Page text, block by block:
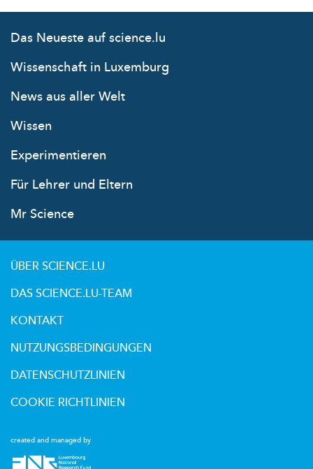
Das Neueste auf science.lu
Wissenschaft in Luxemburg
News aus aller Welt
Wissen
Experimentieren
Für Lehrer und Eltern
Mr Science
created and managed by
ÜBER SCIENCE.LU
DAS SCIENCE.LU-TEAM
KONTAKT
NUTZUNGSBEDINGUNGEN
DATENSCHUTZLINIEN
COOKIE RICHTLINIEN